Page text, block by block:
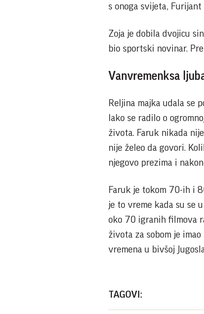
s onoga svijeta, Furijant
Zoja je dobila dvojicu
bio sportski novinar.
Vanvremenksa
Reljina majka udala se
Iako se radilo o
života. Faruk nikada
nije želeo da govori.
njegovo prezima i
Faruk je tokom 70-ih i
je to vreme kada su se
oko 70 igranih filmova
života za sobom je
vremena u bivšoj
TAGOVI: